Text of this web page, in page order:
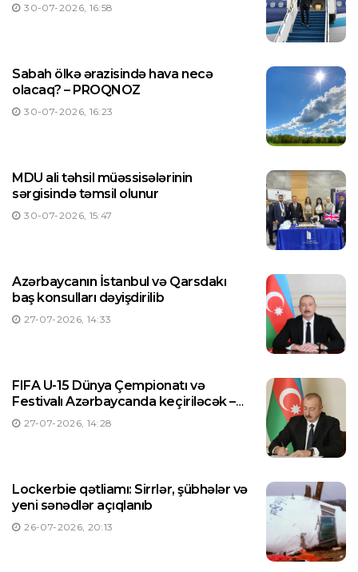
30-07-2026, 16:58
Sabah ölkə ərazisində hava necə
olacaq? – PROQNOZ
30-07-2026, 16:23
MDU ali təhsil müəssisələrinin
sərgisində təmsil olunur
30-07-2026, 15:47
Azərbaycanın İstanbul və Qarsdakı
baş konsulları dəyişdirilib
27-07-2026, 14:33
FIFA U-15 Dünya Çempionatı və
Festivalı Azərbaycanda keçiriləcək –
Prezident Sərəncam imzaladı
27-07-2026, 14:28
Lockerbie qətliamı: Sirrlər, şübhələr və
yeni sənədlər açıqlanıb
26-07-2026, 20:13